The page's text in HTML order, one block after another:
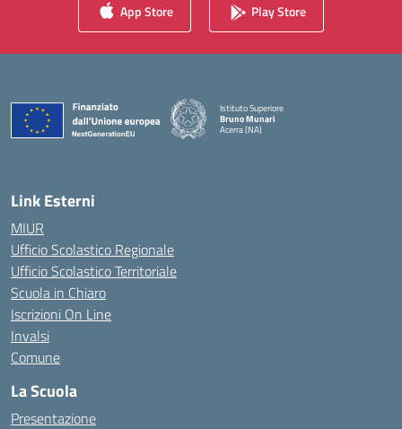
App Store Play Store
Istituto Superiore
Bruno Munari
Acerra (NA)
Link Esterni
MIUR
Ufficio Scolastico Regionale
Ufficio Scolastico Territoriale
Scuola in Chiaro
Iscrizioni On Line
Invalsi
Comune
La Scuola
Presentazione